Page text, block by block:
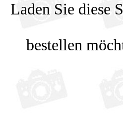
Laden Sie diese
bestellen